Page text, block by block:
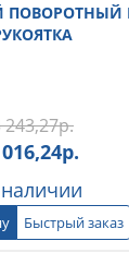
243,27р.
р.
Быстрый заказ